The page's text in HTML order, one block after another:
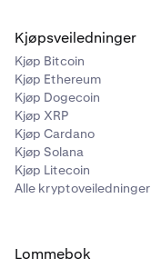
Kjøpsveiledninger
Kjøp Bitcoin
Kjøp Ethereum
Kjøp Dogecoin
Kjøp XRP
Kjøp Cardano
Kjøp Solana
Kjøp Litecoin
Alle kryptoveiledninger
Lommebok